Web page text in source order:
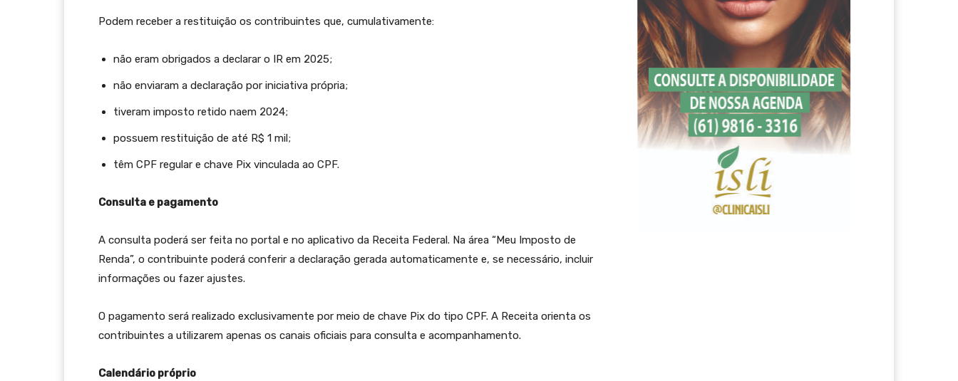
Podem receber a restituição os contribuintes que, cumulativamente:
não eram obrigados a declarar o IR em 2025;
não enviaram a declaração por iniciativa própria;
tiveram imposto retido naem 2024;
possuem restituição de até R$ 1 mil;
têm CPF regular e chave Pix vinculada ao CPF.
Consulta e pagamento
A consulta poderá ser feita no portal e no aplicativo da Receita Federal. Na área “Meu Imposto de
Renda”, o contribuinte poderá conferir a declaração gerada automaticamente e, se necessário, incluir
informações ou fazer ajustes.
O pagamento será realizado exclusivamente por meio de chave Pix do tipo CPF. A Receita orienta os
contribuintes a utilizarem apenas os canais oficiais para consulta e acompanhamento.
Calendário próprio